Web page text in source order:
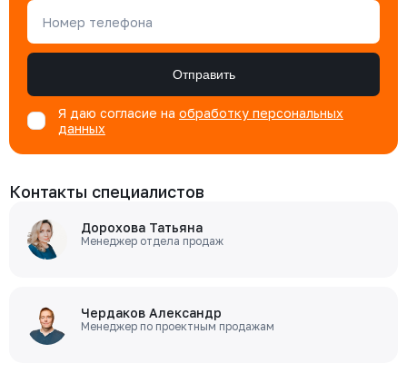
Номер телефона
Отправить
Я даю согласие на обработку персональных
данных
Контакты специалистов
Дорохова Татьяна
Менеджер отдела продаж
Чердаков Александр
Менеджер по проектным продажам